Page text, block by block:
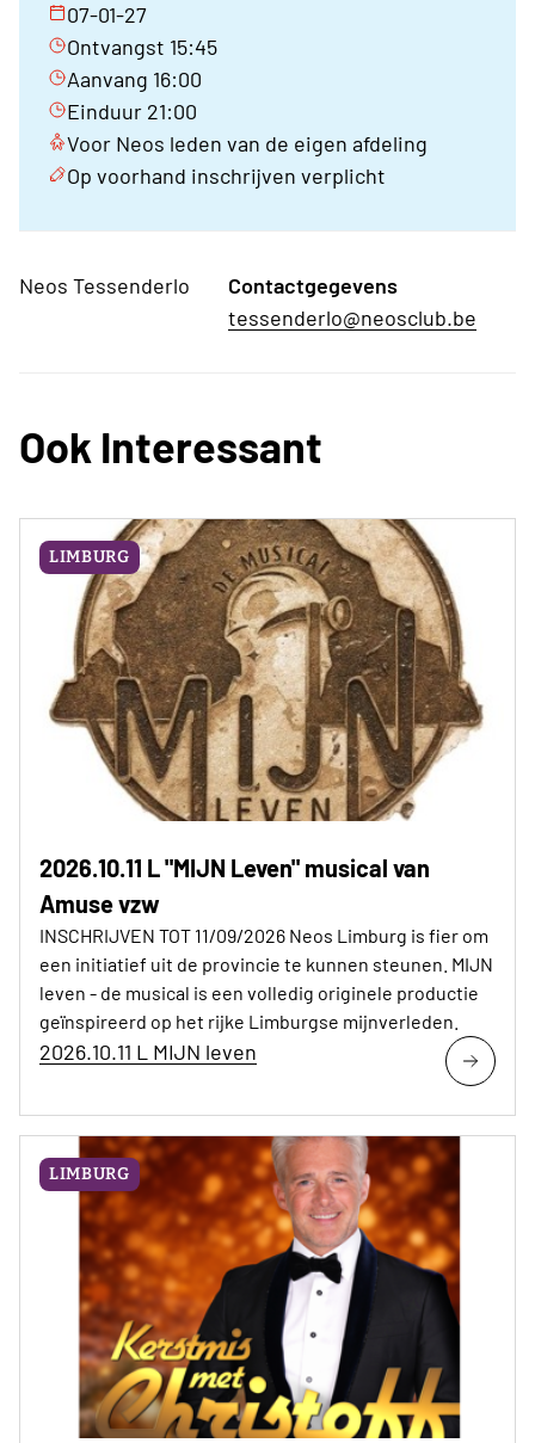
07-01-27
Ontvangst 15:45
Aanvang 16:00
Einduur 21:00
Voor Neos leden van de eigen afdeling
Op voorhand inschrijven verplicht
Neos Tessenderlo
Contactgegevens
tessenderlo@neosclub.be
Ook Interessant
LIMBURG
2026.10.11 L "MIJN Leven" musical van
Amuse vzw
INSCHRIJVEN TOT 11/09/2026 Neos Limburg is fier om
een initiatief uit de provincie te kunnen steunen. MIJN
leven - de musical is een volledig originele productie
geïnspireerd op het rijke Limburgse mijnverleden.
2026.10.11 L MIJN leven
LIMBURG